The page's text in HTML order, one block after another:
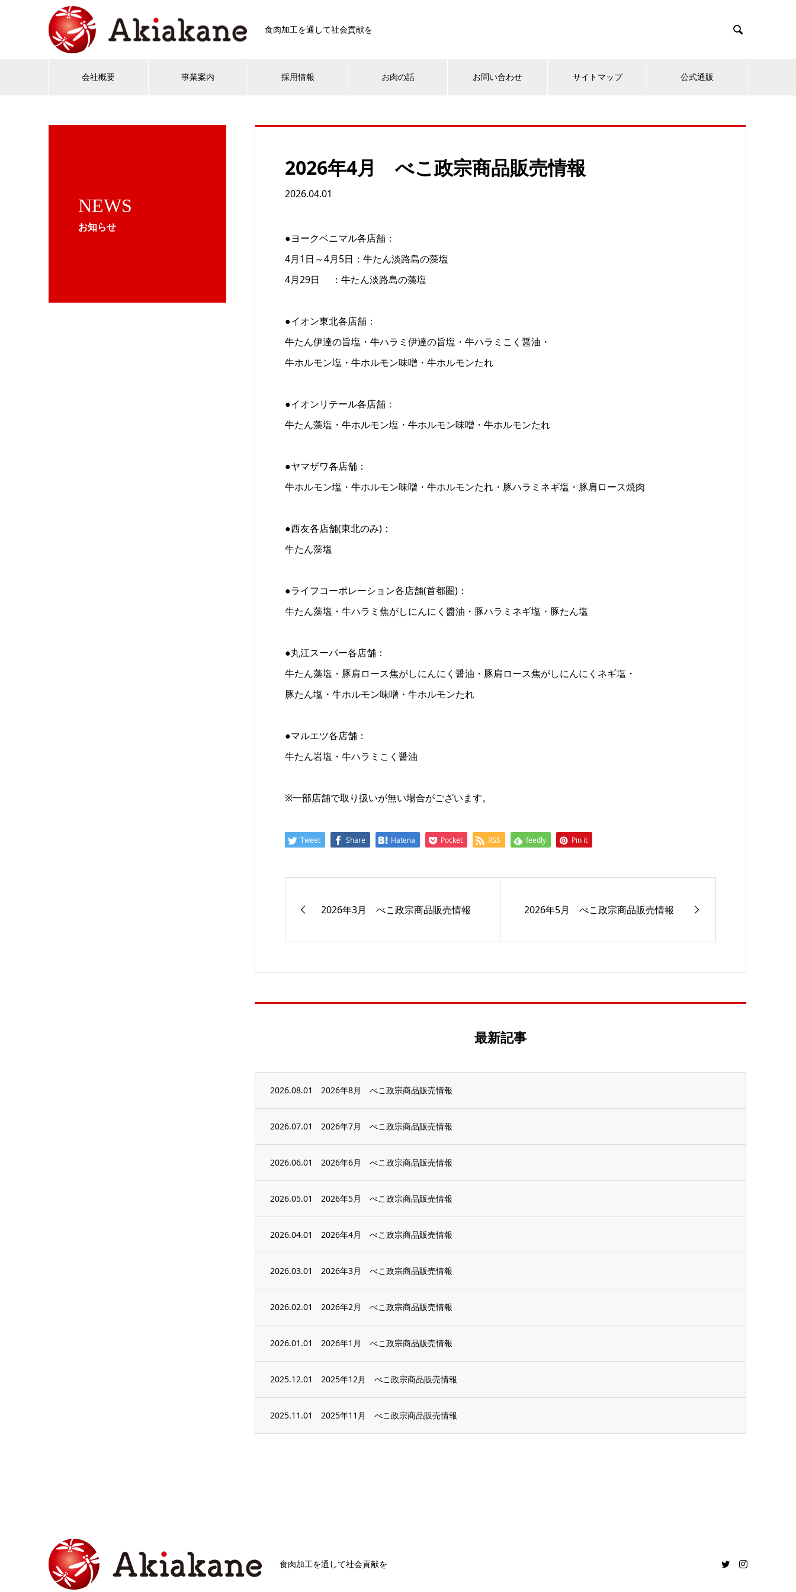
食肉加工を通して社会貢献を 
会社概要 事業案内 採用情報 お肉の話 お問い合わせ サイトマップ 公式通販
NEWS
お知らせ
2026年4月 べこ政宗商品販売情報
2026.04.01
●ヨークベニマル各店舗：
4月1日～4月5日：牛たん淡路島の藻塩
4月29日 ：牛たん淡路島の藻塩
●イオン東北各店舗：
牛たん伊達の旨塩・牛ハラミ伊達の旨塩・牛ハラミこく醤油・
牛ホルモン塩・牛ホルモン味噌・牛ホルモンたれ
●イオンリテール各店舗：
牛たん藻塩・牛ホルモン塩・牛ホルモン味噌・牛ホルモンたれ
●ヤマザワ各店舗：
牛ホルモン塩・牛ホルモン味噌・牛ホルモンたれ・豚ハラミネギ塩・豚肩ロース焼肉
●西友各店舗(東北のみ)：
牛たん藻塩
●ライフコーポレーション各店舗(首都圏)：
牛たん藻塩・牛ハラミ焦がしにんにく醬油・豚ハラミネギ塩・豚たん塩
●丸江スーパー各店舗：
牛たん藻塩・豚肩ロース焦がしにんにく醤油・豚肩ロース焦がしにんにくネギ塩・
豚たん塩・牛ホルモン味噌・牛ホルモンたれ
●マルエツ各店舗：
牛たん岩塩・牛ハラミこく醤油
※一部店舗で取り扱いが無い場合がございます。
Tweet Share Hatena Pocket RSS feedly Pin it
2026年3月 べこ政宗商品販売情報 2026年5月 べこ政宗商品販売情報
最新記事
2026.08.01 2026年8月 べこ政宗商品販売情報
2026.07.01 2026年7月 べこ政宗商品販売情報
2026.06.01 2026年6月 べこ政宗商品販売情報
2026.05.01 2026年5月 べこ政宗商品販売情報
2026.04.01 2026年4月 べこ政宗商品販売情報
2026.03.01 2026年3月 べこ政宗商品販売情報
2026.02.01 2026年2月 べこ政宗商品販売情報
2026.01.01 2026年1月 べこ政宗商品販売情報
2025.12.01 2025年12月 べこ政宗商品販売情報
2025.11.01 2025年11月 べこ政宗商品販売情報
食肉加工を通して社会貢献を